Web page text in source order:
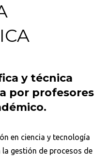
y técnica
por profesores
en ciencia y tecnología
gestión de procesos de